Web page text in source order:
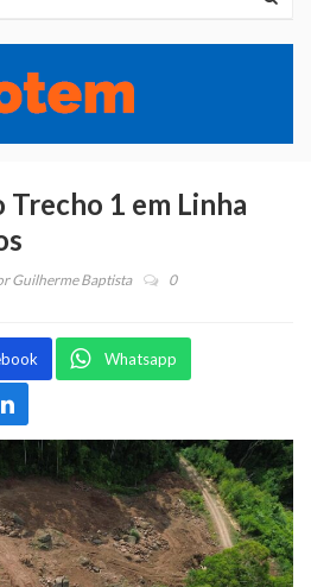
Trecho 1 em Linha
Guilherme Baptista 0
Whatsapp